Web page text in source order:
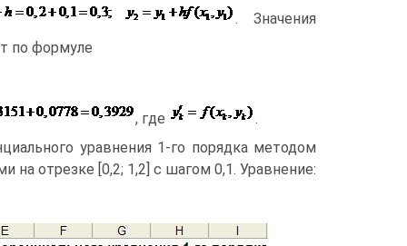
. Значения
по формуле
, где
.
уравнения 1-го порядка методом
отрезке [0,2; 1,2] с шагом 0,1. Уравнение: